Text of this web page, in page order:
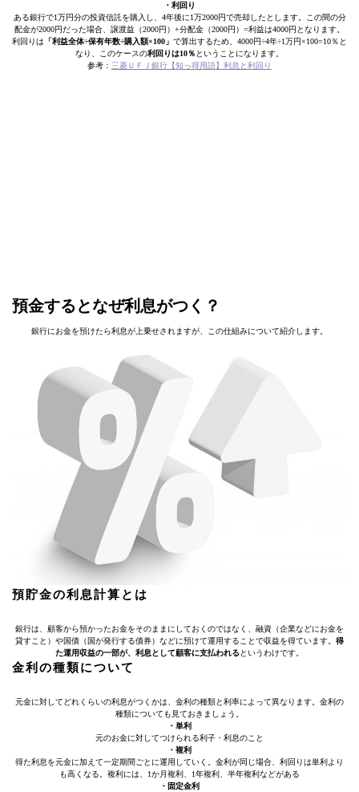
・利回り
ある銀行で1万円分の投資信託を購入し、4年後に1万2000円で売却したとします。この間の分
配金が2000円だった場合、譲渡益（2000円）+分配金（2000円）=利益は4000円となります。
利回りは 「利益全体÷保有年数÷購入額×100」 で算出するため、4000円÷4年÷1万円×100=10％と
なり、このケースの利回りは10％ということになります。
参考： 三菱ＵＦＪ銀行【知っ得用語】利息と利回り
預金するとなぜ利息がつく？
銀行にお金を預けたら利息が上乗せされますが、この仕組みについて紹介します。
預貯金の利息計算とは
銀行は、顧客から預かったお金をそのままにしておくのではなく、融資（企業などにお金を
貸すこと）や国債（国が発行する債券）などに預けて運用することで収益を得ています。 得
た運用収益の一部が、利息として顧客に支払われるというわけです。
金利の種類について
元金に対してどれくらいの利息がつくかは、金利の種類と利率によって異なります。金利の
種類についても見ておきましょう。
・単利
元のお金に対してつけられる利子・利息のこと
・複利
得た利息を元金に加えて一定期間ごとに運用していく。金利が同じ場合、利回りは単利より
も高くなる。複利には、1か月複利、1年複利、半年複利などがある
・固定金利